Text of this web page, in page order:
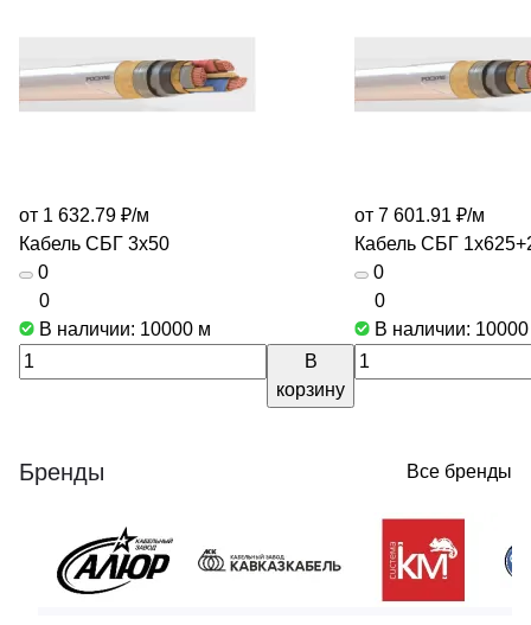
от 1 632.79 ₽/м
Кабель СБГ 3х50
0
0
В наличии: 10000 м
В
корзину
от 7 601.91 ₽/м
Кабель СБГ
0
0
В наличии:
Бренды Все бренды